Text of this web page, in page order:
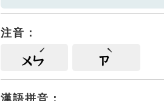
注音：
ㄨㄣ ㄗ
漢語拼音：